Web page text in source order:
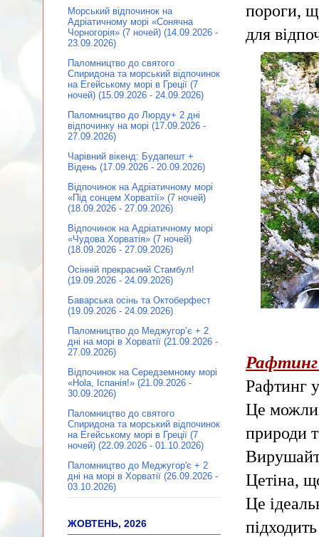
пороги,
для
Рафтинг
Рафтинг
Це
природи
Цетіна,
Це
Морський відпочинок на
Адріатичному морі «Сонячна
Чорногорія» (7 ночей) (14.09.2026 -
23.09.2026)
Паломництво до святого
Спиридона та морський відпочинок
на Егейському морі в Греції (7
ночей) (15.09.2026 - 24.09.2026)
Паломництво до Люрду+ 2 дні
відпочинку на морі (17.09.2026 -
27.09.2026)
Чарівний вікенд: Будапешт +
Відень (17.09.2026 - 20.09.2026)
Відпочинок на Адріатичному морі
«Під сонцем Хорватії» (7 ночей)
(18.09.2026 - 27.09.2026)
Відпочинок на Адріатичному морі
«Чудова Хорватія» (7 ночей)
(18.09.2026 - 27.09.2026)
Осінній прекрасний Стамбул!
(19.09.2026 - 24.09.2026)
Баварська осінь та Октоберфест
(19.09.2026 - 24.09.2026)
Паломництво до Меджугор’є + 2
дні на морі в Хорватії (21.09.2026 -
27.09.2026)
Відпочинок на Середземному морі
«Hola, Іспанія!» (21.09.2026 -
30.09.2026)
Паломництво до святого
Спиридона та морський відпочинок
на Егейському морі в Греції (7
ночей) (22.09.2026 - 01.10.2026)
Паломництво до Меджугор'є + 2
дні на морі в Хорватії (26.09.2026 -
03.10.2026)
ЖОВТЕНЬ, 2026